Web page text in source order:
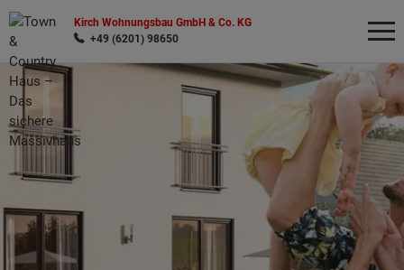
Kirch Wohnungsbau GmbH & Co. KG
+49 (6201) 98650
Wonach möchten Sie suchen?